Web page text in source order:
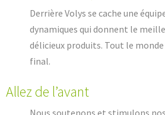
Derrière Volys se cache une
dynamiques qui donnent le
délicieux produits. Tout le
final.
Allez de l’avant